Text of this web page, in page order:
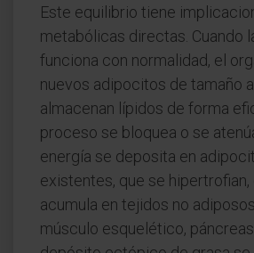
Este equilibrio tiene
metabólicas directas. Cuando
funciona con normalidad, el
nuevos adipocitos de tamaño
almacenan lípidos de forma
proceso se bloquea o se
energía se deposita en
existentes, que se hipertrofian,
acumula en tejidos no
músculo esquelético,